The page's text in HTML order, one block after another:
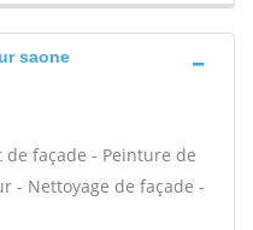
saone
façade - Peinture de
- Nettoyage de façade -